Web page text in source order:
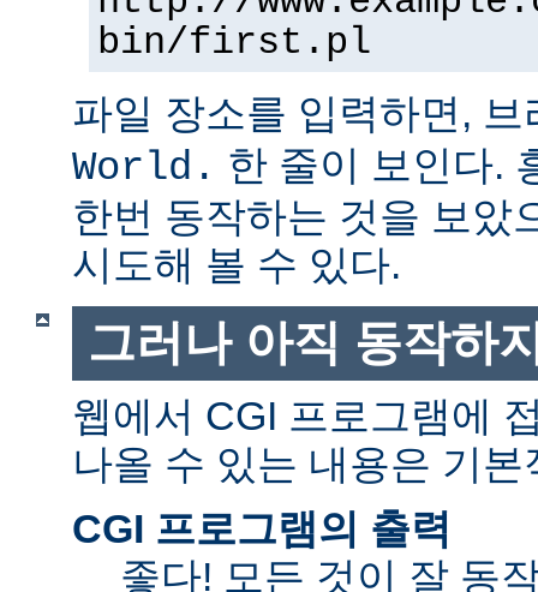
bin/first.pl
파일 장소를 입력하면,
World. 한 줄이 보인다.
한번 동작하는 것을 보았
시도해 볼 수 있다.
그러나 아직 동작하
웹에서 CGI 프로그램에
나올 수 있는 내용은 기
CGI 프로그램의 출력
좋다! 모든 것이 잘 동